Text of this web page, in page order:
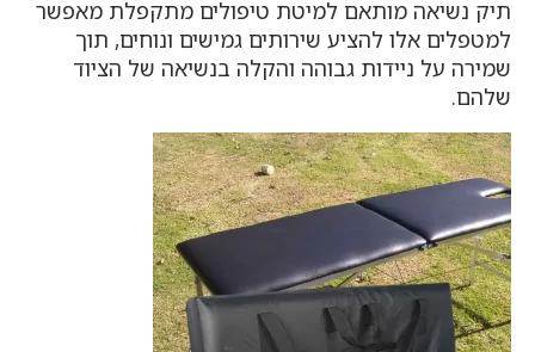
תיק נשיאה מותאם למיטת טיפולים מתקפלת מאפשר
למטפלים אלו להציע שירותים גמישים ונוחים, תוך
שמירה על ניידות גבוהה והקלה בנשיאה של הציוד
שלהם.